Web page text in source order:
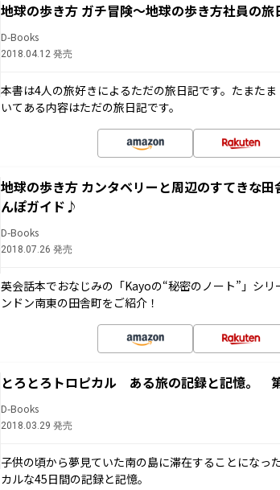
地球の歩き方 ガチ冒険～地球の歩き方社員の旅
D-Books
2018.04.12 発売
本書は4人の旅好きによるただの旅日記です。たまた
いてある内容はただの旅日記です。
地球の歩き方 カンタベリーと周辺のすてきな
んぽガイド♪
D-Books
2018.07.26 発売
英会話本でおなじみの「Kayoの“秘密のノート”」シ
ンドン南東の田舎町をご紹介！
とろとろトロピカル ある旅の記録と記憶。
D-Books
2018.03.29 発売
子供の頃から夢見ていた南の島に滞在することになっ
カルな45日間の記録と記憶。